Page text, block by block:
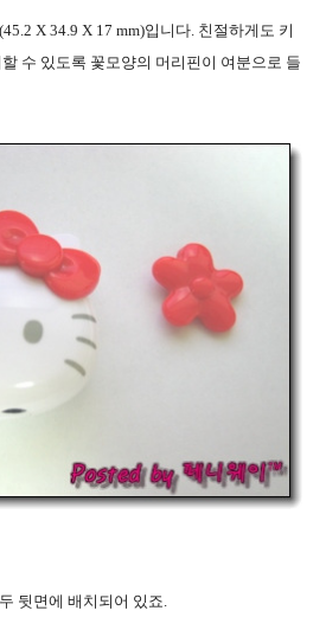
X 34.9 X 17 mm)입니다. 친절하게도 키
수 있도록 꽃모양의 머리핀이 여분으로 들
뒷면에 배치되어 있죠.